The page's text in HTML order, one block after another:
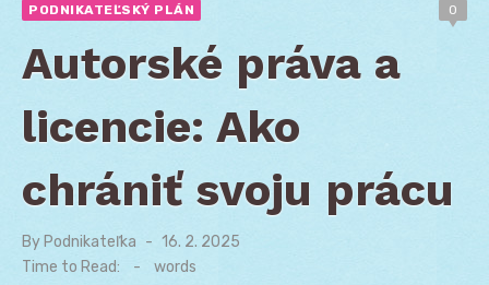
PODNIKATEĽSKÝ PLÁN 0
Autorské práva a
licencie: Ako
chrániť svoju prácu
By Podnikateľka
Posted
on
16. 2. 2025
Time to Read:
- words